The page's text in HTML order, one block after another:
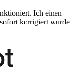
Ich einen
korrigiert wurde.